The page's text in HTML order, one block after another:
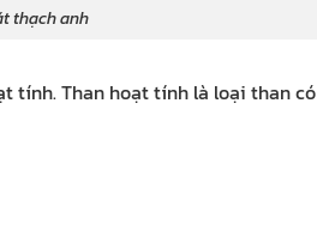
Than hoạt tính là loại than có